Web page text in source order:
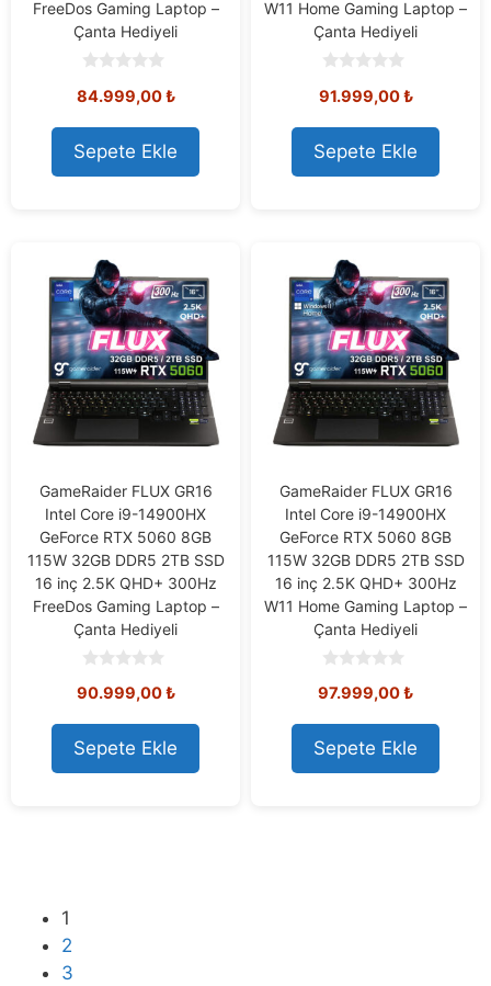
FreeDos Gaming Laptop –
Çanta Hediyeli
o
t
o
f
5
84.999,00₺
Sepete Ekle
W11 Home Gaming Laptop –
Çanta Hediyeli
o
t
o
f
5
91.999,00₺
Sepete Ekle
GameRaider FLUX GR16
Intel Core i9-14900HX
GeForce RTX 5060 8GB
115W 32GB DDR5 2TB SSD
16 inç 2.5K QHD+ 300Hz
FreeDos Gaming Laptop –
Çanta Hediyeli
o
t
o
f
5
90.999,00₺
Sepete Ekle
GameRaider FLUX GR16
Intel Core i9-14900HX
GeForce RTX 5060 8GB
115W 32GB DDR5 2TB SSD
16 inç 2.5K QHD+ 300Hz
W11 Home Gaming Laptop –
Çanta Hediyeli
o
t
o
f
5
97.999,00₺
Sepete Ekle
1
2
3